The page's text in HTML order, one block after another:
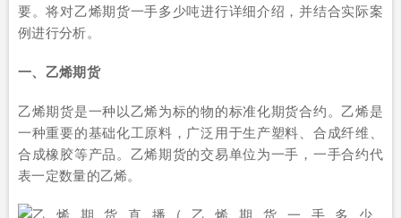
要。将对乙烯期货一手多少吨进行详细介绍，并结合实际案
例进行分析。
一、乙烯期货
乙烯期货是一种以乙烯为标的物的标准化期货合约。乙烯是
一种重要的基础化工原料，广泛用于生产塑料、合成纤维、
合成橡胶等产品。乙烯期货的交易单位为一手，一手合约代
表一定数量的乙烯。